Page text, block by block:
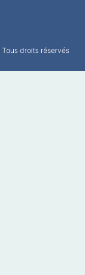
Tous droits réservés